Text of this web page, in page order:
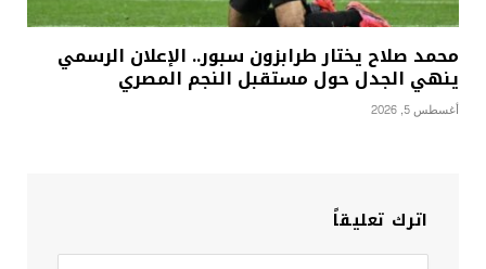
محمد صلاح يختار طرابزون سبور.. الإعلان الرسمي
ينهي الجدل حول مستقبل النجم المصري
أغسطس 5, 2026
اترك تعليقاً